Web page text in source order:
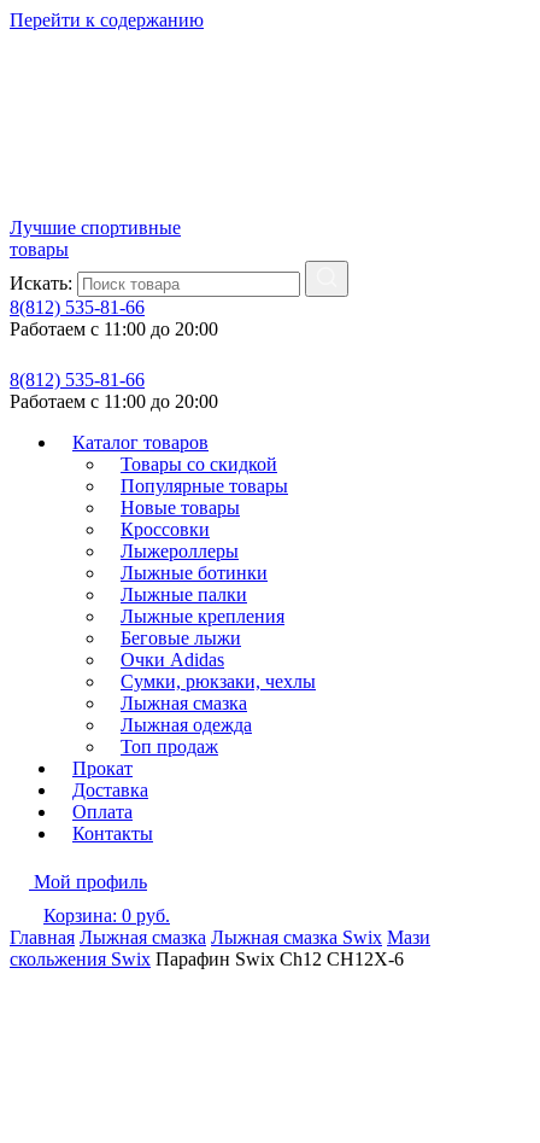
Перейти к содержанию
Лучшие спортивные
товары
Искать:
8(812) 535-81-66
Работаем с 11:00 до 20:00
8(812) 535-81-66
Работаем с 11:00 до 20:00
Каталог товаров
Товары со скидкой
Популярные товары
Новые товары
Кроссовки
Лыжероллеры
Лыжные ботинки
Лыжные палки
Лыжные крепления
Беговые лыжи
Очки Adidas
Сумки, рюкзаки, чехлы
Лыжная смазка
Лыжная одежда
Топ продаж
Прокат
Доставка
Оплата
Контакты
Мой профиль
Корзина: 0 руб.
Главная Лыжная смазка Лыжная смазка Swix Мази
скольжения Swix Парафин Swix Ch12 CH12X-6